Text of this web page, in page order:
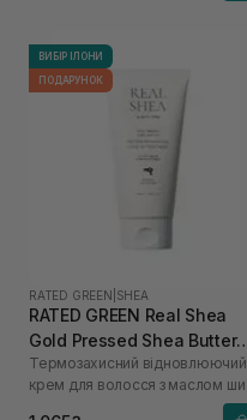
ВИБІР ІЛОНИ
ПОДАРУНОК
RATED GREEN SHEA
RATED GREEN Real Shea
Gold Pressed Shea Butter
Leave-in Treatment 150 мл
Термозахисний відновлюючий
крем для волосся з маслом ши